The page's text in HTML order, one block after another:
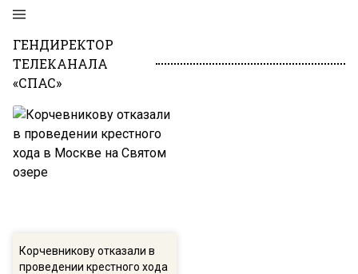
ГЕНДИРЕКТОР
ТЕЛЕКАНАЛА
«СПАС»
Корчевникову отказали в
проведении крестного хода